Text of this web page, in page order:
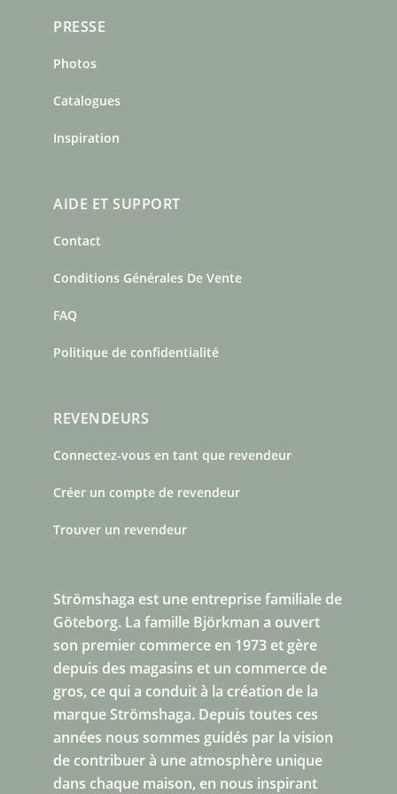
Strömshaga est une entreprise familiale de
Göteborg. La famille Björkman a ouvert
son premier commerce en 1973 et gère
depuis des magasins et un commerce de
gros, ce qui a conduit à la création de la
marque Strömshaga. Depuis toutes ces
années nous sommes guidés par la vision
de contribuer à une atmosphère unique
dans chaque maison, en nous inspirant
PRESSE
Photos
Catalogues
Inspiration
AIDE ET SUPPORT
Contact
Conditions Générales De Vente
FAQ
Politique de confidentialité
REVENDEURS
Connectez-vous en tant que revendeur
Créer un compte de revendeur
Trouver un revendeur